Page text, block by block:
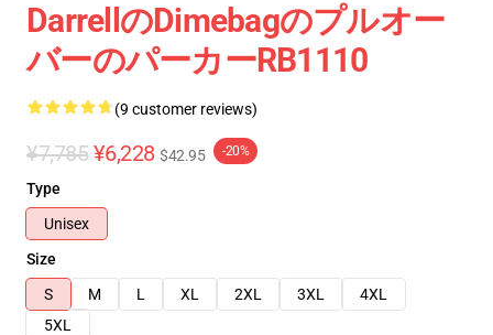
DarrellのDimebagのプルオー
バーのパーカーRB1110
(9 customer reviews)
¥7,785 ¥6,228 $42.95 -20%
Type
Unisex
Size
S
M L XL 2XL 3XL
4XL
5XL